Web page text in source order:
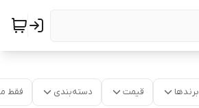
برندها قیمت دسته‌بندی فقط